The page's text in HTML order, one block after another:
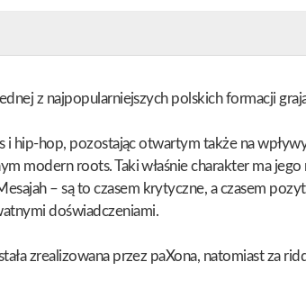
z najpopularniejszych polskich formacji
hip-hop, pozostając otwartym także na
modern roots. Taki właśnie charakter ma
– są to czasem krytyczne, a czasem
doświadczeniami.
zrealizowana przez paXona, natomiast za